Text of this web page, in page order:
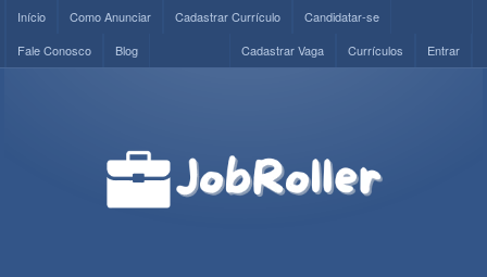
Início Como Anunciar Cadastrar Currículo
Candidatar-se
Fale Conosco
Blog Entrar
Currículos
Cadastrar Vaga